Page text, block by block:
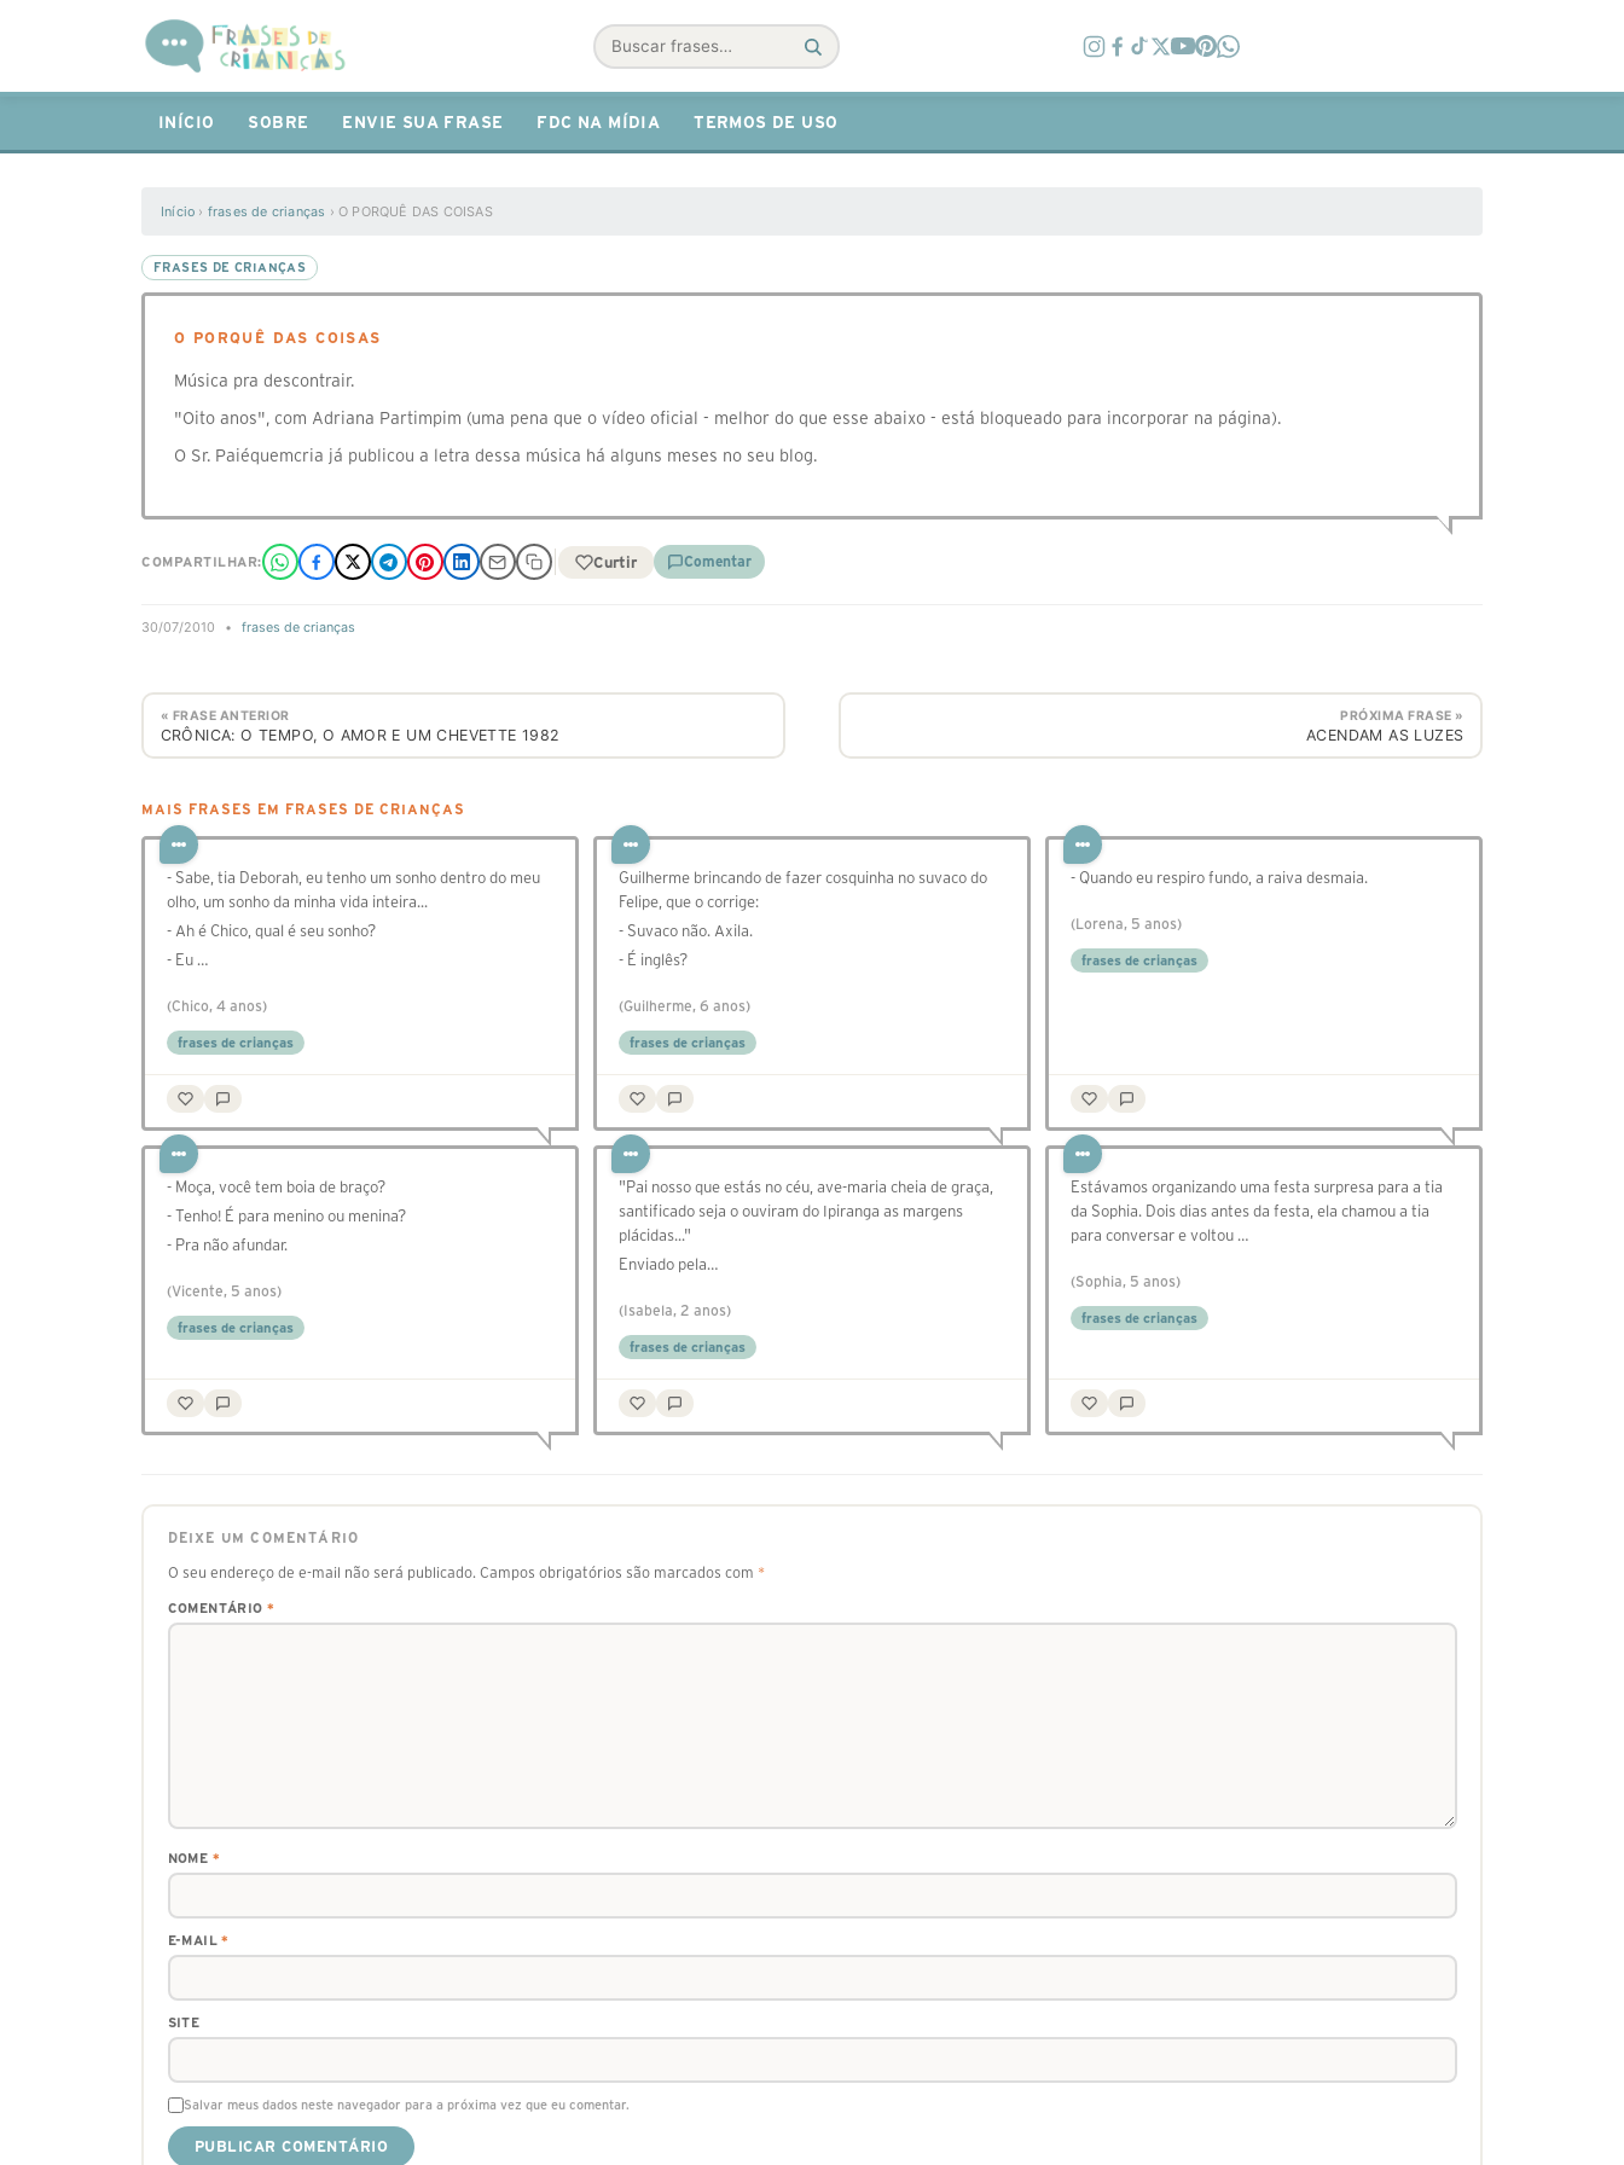
Buscar
INÍCIO SOBRE ENVIE SUA FRASE FDC NA MÍDIA TERMOS DE USO
Início › frases de crianças ›O PORQUÊ DAS COISAS
FRASES DE CRIANÇAS
O PORQUÊ DAS COISAS
Música pra descontrair.
"Oito anos", com Adriana Partimpim (uma pena que o vídeo oficial - melhor do que esse abaixo - está bloqueado para incorporar na página).
O Sr. Paiéquemcria já publicou a letra dessa música há alguns meses no seu blog.
COMPARTILHAR: Curtir Comentar
30/07/2010 • frases de crianças
« FRASE ANTERIOR
CRÔNICA: O TEMPO, O AMOR E UM CHEVETTE 1982
PRÓXIMA FRASE »
ACENDAM AS LUZES
MAIS FRASES EM FRASES DE CRIANÇAS
- Sabe, tia Deborah, eu tenho um sonho dentro do meu
olho, um sonho da minha vida inteira...
- Ah é Chico, qual é seu sonho?
- Eu …
(Chico, 4 anos)
frases de crianças
Guilherme brincando de fazer cosquinha no suvaco do
Felipe, que o corrige:
- Suvaco não. Axila.
- É inglês?
(Guilherme, 6 anos)
frases de crianças
- Quando eu respiro fundo, a raiva desmaia.
(Lorena, 5 anos)
frases de crianças
- Moça, você tem boia de braço?
- Tenho! É para menino ou menina?
- Pra não afundar.
(Vicente, 5 anos)
frases de crianças
"Pai nosso que estás no céu, ave-maria cheia de graça,
santificado seja o ouviram do Ipiranga as margens
plácidas..."
Enviado pela…
(Isabela, 2 anos)
frases de crianças
Estávamos organizando uma festa surpresa para a tia
da Sophia. Dois dias antes da festa, ela chamou a tia
para conversar e voltou …
(Sophia, 5 anos)
frases de crianças
DEIXE UM COMENTÁRIO
O seu endereço de e-mail não será publicado. Campos obrigatórios são marcados com *
COMENTÁRIO *
NOME *
E-MAIL*
SITE
Salvar meus dados neste navegador para a próxima vez que eu comentar.